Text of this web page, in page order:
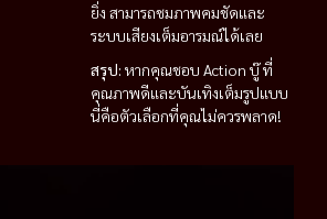
ยิ่ง สามารถชมภาพคมชัดและ
ระบบเสียงเต็มอารมณ์ได้เลย
สรุป: หากคุณชอบ Action บู๊ ที่
คุณภาพดีและบันเทิงเต็มรูปแบบ
นี่คือตัวเลือกที่คุณไม่ควรพลาด!